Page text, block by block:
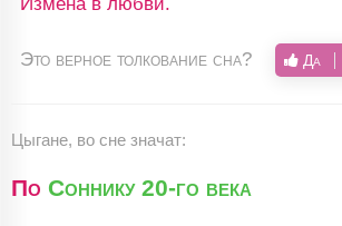
Это верное толкование сна? Да
Цыгане, во сне значат:
По Соннику 20-го века